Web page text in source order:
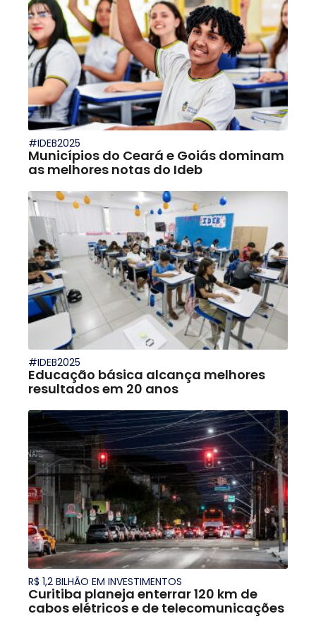
#IDEB2025
Municípios do Ceará e Goiás dominam
as melhores notas do Ideb
#IDEB2025
Educação básica alcança melhores
resultados em 20 anos
R$ 1,2 BILHÃO EM INVESTIMENTOS
Curitiba planeja enterrar 120 km de
cabos elétricos e de telecomunicações